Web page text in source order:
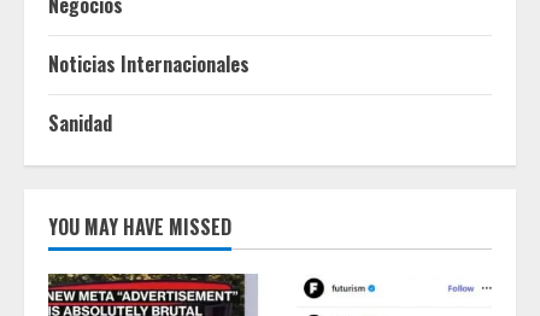
Noticias Internacionales
Sanidad
YOU MAY HAVE MISSED